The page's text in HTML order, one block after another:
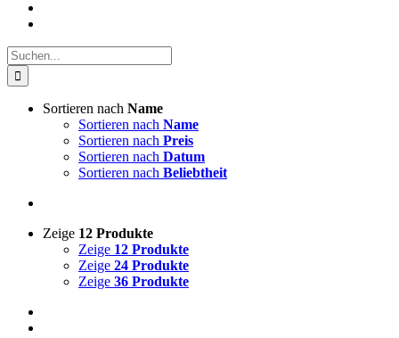
Suche
nach:
Sortieren nach Name
Sortieren nach Name
Sortieren nach Preis
Sortieren nach Datum
Sortieren nach Beliebtheit
Zeige 12 Produkte
Zeige 12 Produkte
Zeige 24 Produkte
Zeige 36 Produkte